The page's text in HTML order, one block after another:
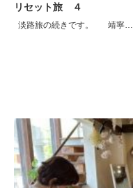
リセット旅 ４
淡路旅の続きです。 靖寧…